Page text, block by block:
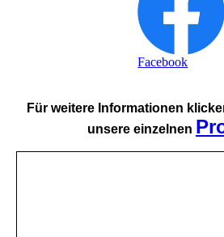
Facebook
Für weitere Informationen
unsere einzelnen